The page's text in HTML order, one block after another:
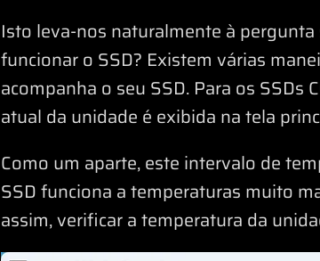
Isto leva-nos naturalmente à
funcionar o SSD? Existem várias
acompanha o seu SSD. Para os SSDs
atual da unidade é exibida na tela
Como um aparte, este intervalo de
SSD funciona a temperaturas muito
assim, verificar a temperatura da